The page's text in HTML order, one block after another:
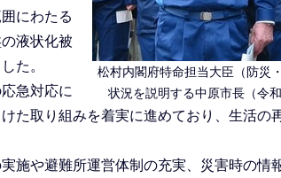
松村内閣府特命担当大臣（防災
状況を説明する中原市長（令
にわたる
液状化被
た。
急対応に
た取り組みを着実に進めており、生活の
施や避難所運営体制の充実、災害時の情